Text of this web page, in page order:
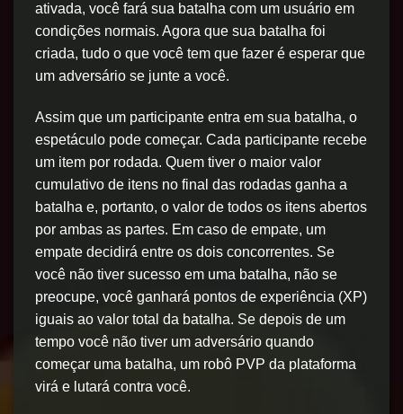
ativada, você fará sua batalha com um usuário em
condições normais. Agora que sua batalha foi
criada, tudo o que você tem que fazer é esperar que
um adversário se junte a você.
Assim que um participante entra em sua batalha, o
espetáculo pode começar. Cada participante recebe
um item por rodada. Quem tiver o maior valor
cumulativo de itens no final das rodadas ganha a
batalha e, portanto, o valor de todos os itens abertos
por ambas as partes. Em caso de empate, um
empate decidirá entre os dois concorrentes. Se
você não tiver sucesso em uma batalha, não se
preocupe, você ganhará pontos de experiência (XP)
iguais ao valor total da batalha. Se depois de um
tempo você não tiver um adversário quando
começar uma batalha, um robô PVP da plataforma
virá e lutará contra você.